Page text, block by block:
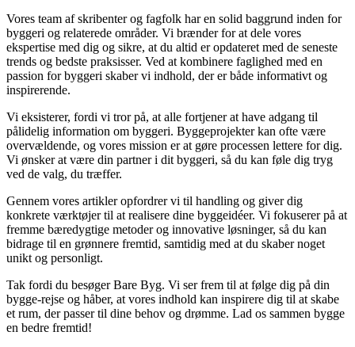
Vores team af skribenter og fagfolk har en solid baggrund inden for
byggeri og relaterede områder. Vi brænder for at dele vores
ekspertise med dig og sikre, at du altid er opdateret med de seneste
trends og bedste praksisser. Ved at kombinere faglighed med en
passion for byggeri skaber vi indhold, der er både informativt og
inspirerende.
Vi eksisterer, fordi vi tror på, at alle fortjener at have adgang til
pålidelig information om byggeri. Byggeprojekter kan ofte være
overvældende, og vores mission er at gøre processen lettere for dig.
Vi ønsker at være din partner i dit byggeri, så du kan føle dig tryg
ved de valg, du træffer.
Gennem vores artikler opfordrer vi til handling og giver dig
konkrete værktøjer til at realisere dine byggeidéer. Vi fokuserer på at
fremme bæredygtige metoder og innovative løsninger, så du kan
bidrage til en grønnere fremtid, samtidig med at du skaber noget
unikt og personligt.
Tak fordi du besøger Bare Byg. Vi ser frem til at følge dig på din
bygge-rejse og håber, at vores indhold kan inspirere dig til at skabe
et rum, der passer til dine behov og drømme. Lad os sammen bygge
en bedre fremtid!